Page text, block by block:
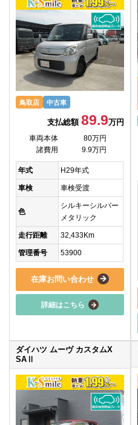
鳥取店 中古車
支払総額 89.9万円
車両本体
80万円
諸費用
9.9万円
年式 H29年式
車検 車検受渡
色
シルキーシルバー
メタリック
走行距離 32,433Km
管理番号 53900
在庫お問い合わせ
詳細はこちら
ダイハツ ムーヴ カスタムX
SAⅡ